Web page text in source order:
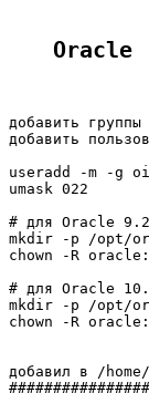
Oracle
добавить
добавить
useradd -m -g
umask 022
# для Oracle 9.2
mkdir -p /opt/
chown -R
# для Oracle
mkdir -p /opt/
chown -R
добавил в /